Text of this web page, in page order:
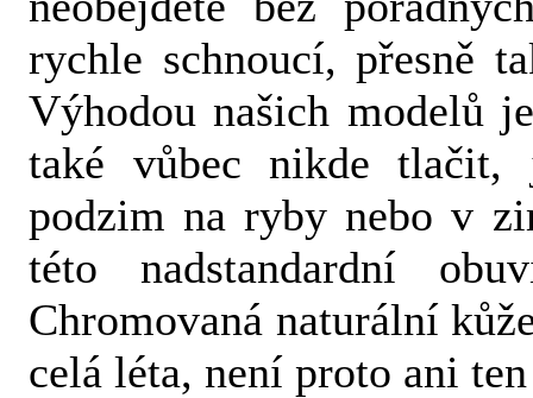
rychle schnoucí, přesně
Výhodou našich modelů
také vůbec nikde
podzim na ryby nebo v
této nadstandardní
Chromovaná naturální
celá léta, není proto ani